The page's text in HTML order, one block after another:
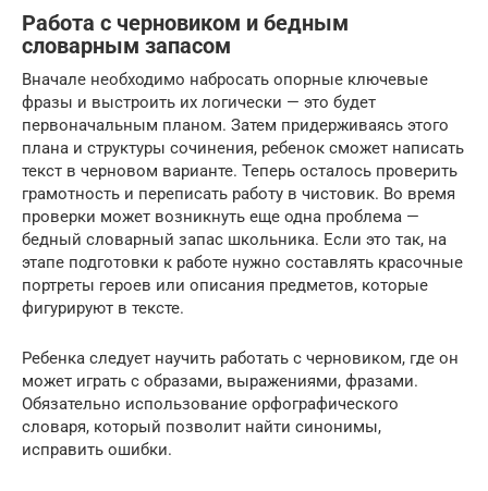
Работа с черновиком и бедным
словарным запасом
Вначале необходимо набросать опорные ключевые
фразы и выстроить их логически — это будет
первоначальным планом. Затем придерживаясь этого
плана и структуры сочинения, ребенок сможет написать
текст в черновом варианте. Теперь осталось проверить
грамотность и переписать работу в чистовик. Во время
проверки может возникнуть еще одна проблема —
бедный словарный запас школьника. Если это так, на
этапе подготовки к работе нужно составлять красочные
портреты героев или описания предметов, которые
фигурируют в тексте.
Ребенка следует научить работать с черновиком, где он
может играть с образами, выражениями, фразами.
Обязательно использование орфографического
словаря, который позволит найти синонимы,
исправить ошибки.